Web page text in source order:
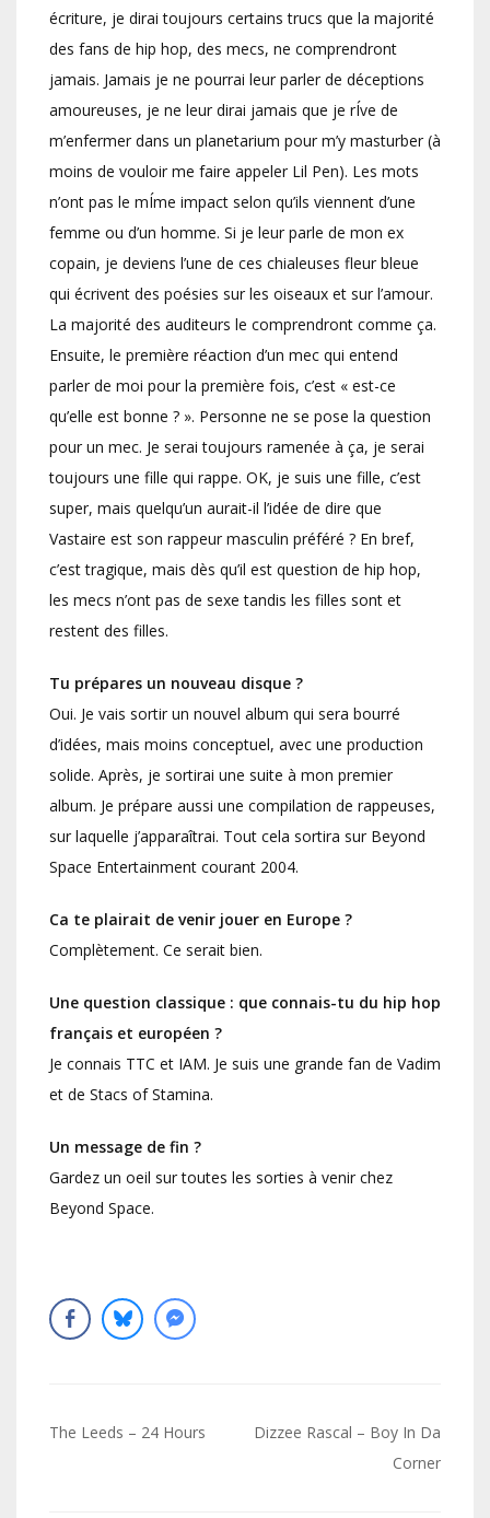
écriture, je dirai toujours certains trucs que la majorité
des fans de hip hop, des mecs, ne comprendront
jamais. Jamais je ne pourrai leur parler de déceptions
amoureuses, je ne leur dirai jamais que je rÍve de
m’enfermer dans un planetarium pour m’y masturber (à
moins de vouloir me faire appeler Lil Pen). Les mots
n’ont pas le mÍme impact selon qu’ils viennent d’une
femme ou d’un homme. Si je leur parle de mon ex
copain, je deviens l’une de ces chialeuses fleur bleue
qui écrivent des poésies sur les oiseaux et sur l’amour.
La majorité des auditeurs le comprendront comme ça.
Ensuite, le première réaction d’un mec qui entend
parler de moi pour la première fois, c’est « est-ce
qu’elle est bonne ? ». Personne ne se pose la question
pour un mec. Je serai toujours ramenée à ça, je serai
toujours une fille qui rappe. OK, je suis une fille, c’est
super, mais quelqu’un aurait-il l’idée de dire que
Vastaire est son rappeur masculin préféré ? En bref,
c’est tragique, mais dès qu’il est question de hip hop,
les mecs n’ont pas de sexe tandis les filles sont et
restent des filles.
Tu prépares un nouveau disque ?
Oui. Je vais sortir un nouvel album qui sera bourré
d’idées, mais moins conceptuel, avec une production
solide. Après, je sortirai une suite à mon premier
album. Je prépare aussi une compilation de rappeuses,
sur laquelle j’apparaîtrai. Tout cela sortira sur Beyond
Space Entertainment courant 2004.
Ca te plairait de venir jouer en Europe ?
Complètement. Ce serait bien.
Une question classique : que connais-tu du hip hop
français et européen ?
Je connais TTC et IAM. Je suis une grande fan de Vadim
et de Stacs of Stamina.
Un message de fin ?
Gardez un oeil sur toutes les sorties à venir chez
Beyond Space.
Navigation
The Leeds – 24 Hours
Dizzee Rascal – Boy In Da
Corner